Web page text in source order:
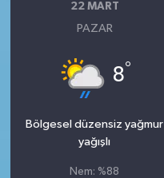
22 MART
PAZAR
8°
Bölgesel düzensiz yağmur
yağışlı
Nem: %88